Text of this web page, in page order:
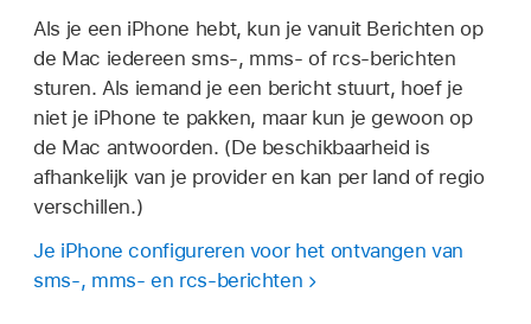
Als je een iPhone hebt, kun je vanuit Berichten op
de Mac iedereen sms-, mms- of rcs-berichten
sturen. Als iemand je een bericht stuurt, hoef je
niet je iPhone te pakken, maar kun je gewoon op
de Mac antwoorden. (De beschikbaarheid is
afhankelijk van je provider en kan per land of regio
verschillen.)
Je iPhone configureren voor het ontvangen van
sms-, mms- en rcs-berichten